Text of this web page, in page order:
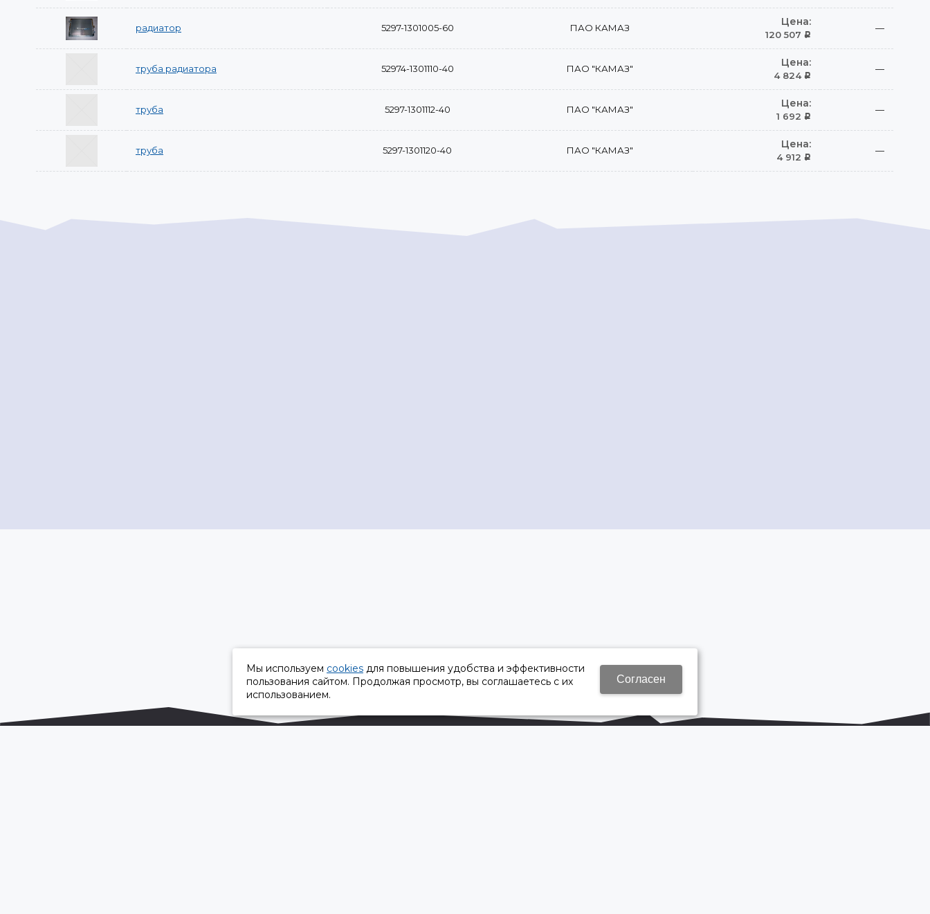
радиатор 5297-1301005-60 ПАО КАМАЗ Цена:
120 507 Р
—
труба радиатора 52974-1301110-40 ПАО "КАМАЗ" Цена:
4 824 Р
—
труба 5297-1301112-40 ПАО "КАМАЗ" Цена:
1 692 Р
—
труба 5297-1301120-40 ПАО "КАМАЗ" Цена:
4 912 Р
—
Мы используем cookies для повышения удобства и эффективности
пользования сайтом. Продолжая просмотр, вы соглашаетесь с их
использованием.
Согласен